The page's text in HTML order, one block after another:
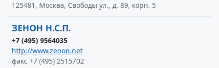
125481, Москва, Свободы ул., д. 89, корп. 5
ЗЕНОН Н.С.П.
+7 (495) 9564035
http://www.zenon.net
факс +7 (495) 2515702